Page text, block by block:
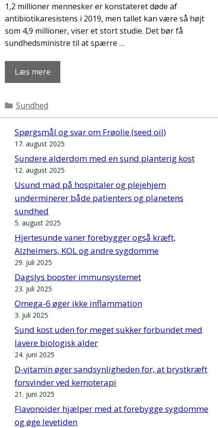
1,2 millioner mennesker er konstateret døde af
antibiotikaresistens i 2019, men tallet kan være så højt
som 4,9 millioner, viser et stort studie. Det bør få
sundhedsministre til at spærre …
Læs mere
Kategorier
Sundhed
Spørgsmål og svar om Frøolie (seed oil)
17. august 2025
Sundere alderdom med en sund planterig kost
12. august 2025
Usund mad på hospitaler og plejehjem
underminerer både patienters og planetens
sundhed
5. august 2025
Hjertesunde vaner forebygger også kræft,
Alzheimers, KOL og andre sygdomme
29. juli 2025
Dagslys booster immunsystemet
23. juli 2025
Omega-6 øger ikke inflammation
3. juli 2025
Sund kost uden for meget sukker forbundet med
lavere biologisk alder
24. juni 2025
D-vitamin øger sandsynligheden for, at brystkræft
forsvinder ved kemoterapi
21. juni 2025
Flavonoider hjælper med at forebygge sygdomme
og øge levetiden